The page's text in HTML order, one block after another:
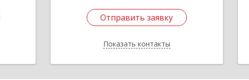
Отправить заявку
Показать контакты
Отправить заявку
Назад